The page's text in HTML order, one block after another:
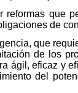
que
de
que
de los
ágil, eficaz y
del